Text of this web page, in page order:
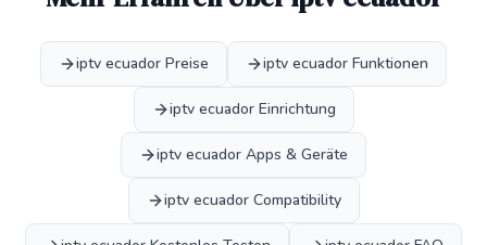
iptv ecuador Preise iptv ecuador Funktionen
iptv ecuador Einrichtung
iptv ecuador Apps & Geräte
iptv ecuador Compatibility